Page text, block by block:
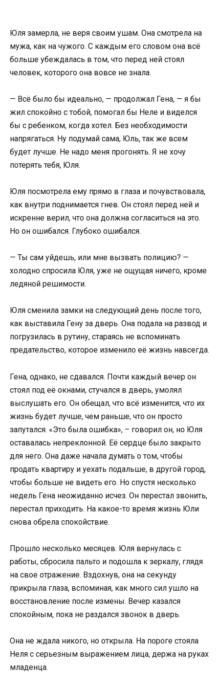
Юля замерла, не веря своим ушам. Она смотрела на
мужа, как на чужого. С каждым его словом она всё
больше убеждалась в том, что перед ней стоял
человек, которого она вовсе не знала.
— Всё было бы идеально, — продолжал Гена, — я бы
жил спокойно с тобой, помогал бы Неле и виделся
бы с ребенком, когда хотел. Без необходимости
напрягаться. Ну подумай сама, Юль, так же всем
будет лучше. Не надо меня прогонять. Я не хочу
потерять тебя, Юля.
Юля посмотрела ему прямо в глаза и почувствовала,
как внутри поднимается гнев. Он стоял перед ней и
искренне верил, что она должна согласиться на это.
Но он ошибался. Глубоко ошибался.
— Ты сам уйдешь, или мне вызвать полицию? —
холодно спросила Юля, уже не ощущая ничего, кроме
ледяной решимости.
Юля сменила замки на следующий день после того,
как выставила Гену за дверь. Она подала на развод и
погрузилась в рутину, стараясь не вспоминать
предательство, которое изменило её жизнь навсегда.
Гена, однако, не сдавался. Почти каждый вечер он
стоял под её окнами, стучался в дверь, умолял
выслушать его. Он обещал, что всё изменится, что их
жизнь будет лучше, чем раньше, что он просто
запутался. «Это была ошибка», – говорил он, но Юля
оставалась непреклонной. Её сердце было закрыто
для него. Она даже начала думать о том, чтобы
продать квартиру и уехать подальше, в другой город,
чтобы больше не видеть его. Но спустя несколько
недель Гена неожиданно исчез. Он перестал звонить,
перестал приходить. На какое-то время жизнь Юли
снова обрела спокойствие.
Прошло несколько месяцев. Юля вернулась с
работы, сбросила пальто и подошла к зеркалу, глядя
на свое отражение. Вздохнув, она на секунду
прикрыла глаза, вспоминая, как много сил ушло на
восстановление после измены. Вечер казался
спокойным, пока не раздался звонок в дверь.
Она не ждала никого, но открыла. На пороге стояла
Неля с серьезным выражением лица, держа на руках
младенца.